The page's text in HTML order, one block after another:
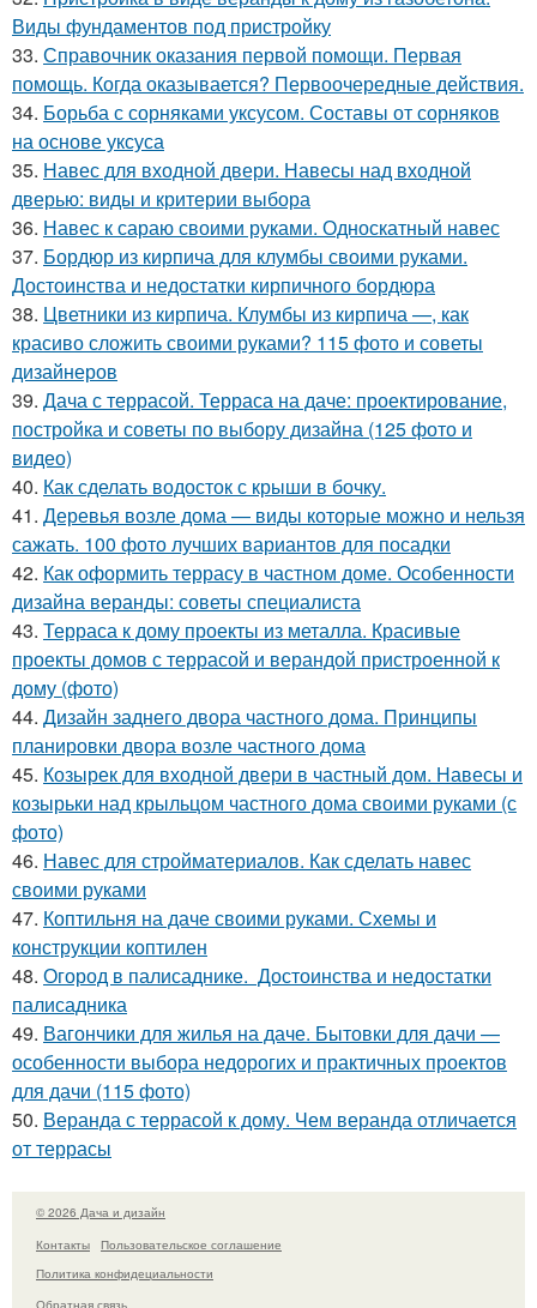
Виды фундаментов под пристройку
33. Справочник оказания первой помощи. Первая
помощь. Когда оказывается? Первоочередные действия.
34. Борьба с сорняками уксусом. Составы от сорняков
на основе уксуса
35. Навес для входной двери. Навесы над входной
дверью: виды и критерии выбора
36. Навес к сараю своими руками. Односкатный навес
37. Бордюр из кирпича для клумбы своими руками.
Достоинства и недостатки кирпичного бордюра
38. Цветники из кирпича. Клумбы из кирпича —, как
красиво сложить своими руками? 115 фото и советы
дизайнеров
39. Дача с террасой. Терраса на даче: проектирование,
постройка и советы по выбору дизайна (125 фото и
видео)
40. Как сделать водосток с крыши в бочку.
41. Деревья возле дома — виды которые можно и нельзя
сажать. 100 фото лучших вариантов для посадки
42. Как оформить террасу в частном доме. Особенности
дизайна веранды: советы специалиста
43. Терраса к дому проекты из металла. Красивые
проекты домов с террасой и верандой пристроенной к
дому (фото)
44. Дизайн заднего двора частного дома. Принципы
планировки двора возле частного дома
45. Козырек для входной двери в частный дом. Навесы и
козырьки над крыльцом частного дома своими руками (с
фото)
46. Навес для стройматериалов. Как сделать навес
своими руками
47. Коптильня на даче своими руками. Схемы и
конструкции коптилен
48. Огород в палисаднике. Достоинства и недостатки
палисадника
49. Вагончики для жилья на даче. Бытовки для дачи —
особенности выбора недорогих и практичных проектов
для дачи (115 фото)
50. Веранда с террасой к дому. Чем веранда отличается
от террасы
© 2026 Дача и дизайн
Контакты
Пользовательское соглашение
Политика конфидециальности
Обратная связь